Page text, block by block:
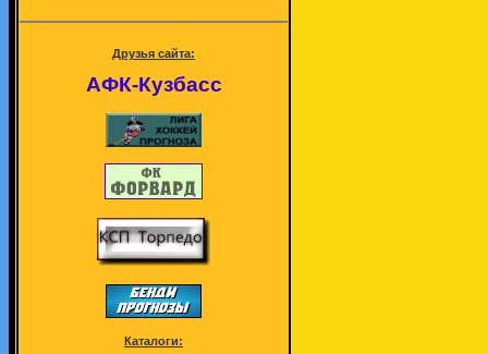
Друзья сайта:
АФК-Кузбасс
Каталоги: